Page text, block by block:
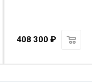
408 300 ₽